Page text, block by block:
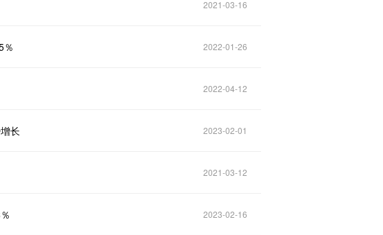
2021-03-16
％ 2022-01-26
2022-04-12
长 2023-02-01
2021-03-12
2023-02-16